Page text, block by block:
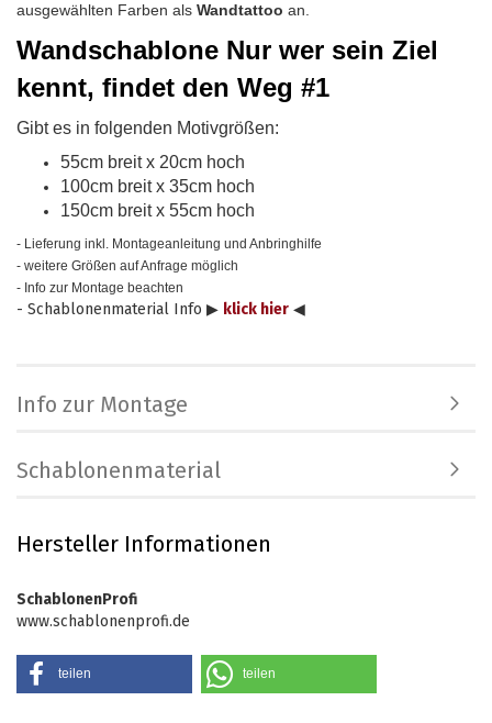
ausgewählten Farben als Wandtattoo an.
Wandschablone Nur wer sein Ziel
kennt, findet den Weg #1
Gibt es in folgenden Motivgrößen:
55cm breit x 20cm hoch
100cm breit x 35cm hoch
150cm breit x 55cm hoch
- Lieferung inkl. Montageanleitung und Anbringhilfe
- weitere Größen auf Anfrage möglich
- Info zur Montage beachten
- Schablonenmaterial Info ▶ klick hier ◀
Info zur Montage
Schablonenmaterial
Hersteller Informationen
SchablonenProfi
www.schablonenprofi.de
teilen teilen